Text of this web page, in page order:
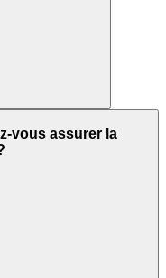
vous assurer la